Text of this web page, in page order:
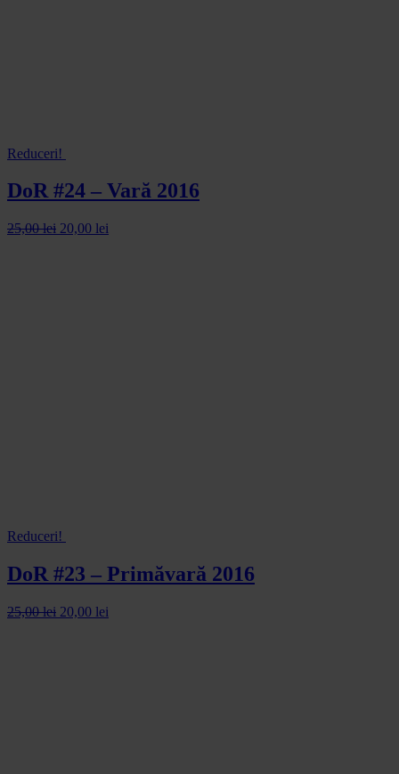
Reduceri!
DoR #24 – Vară 2016
25,00lei 20,00 lei
Reduceri!
DoR #23 – Primăvară 2016
25,00lei 20,00 lei